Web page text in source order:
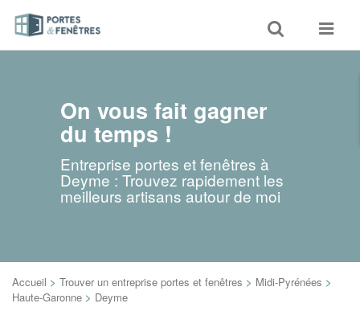
Toggle
search
Toggle
On vous fait gagner
du temps !
Entreprise portes et fenêtres à
Deyme : Trouvez rapidement les
meilleurs artisans autour de moi
Accueil > Trouver un entreprise portes et fenêtres > Midi-Pyrénées >
Haute-Garonne > Deyme